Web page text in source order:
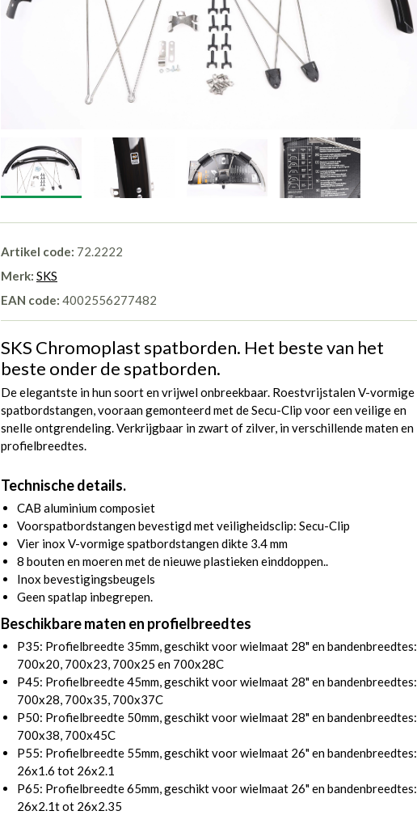
Artikel code: 72.2222
Merk: SKS
EAN code: 4002556277482
SKS Chromoplast spatborden. Het beste van het
beste onder de spatborden.
De elegantste in hun soort en vrijwel onbreekbaar. Roestvrijstalen V-vormige
spatbordstangen, vooraan gemonteerd met de Secu-Clip voor een veilige en
snelle ontgrendeling. Verkrijgbaar in zwart of zilver, in verschillende maten en
profielbreedtes.
Technische details.
CAB aluminium composiet
Voorspatbordstangen bevestigd met veiligheidsclip: Secu-Clip
Vier inox V-vormige spatbordstangen dikte 3.4 mm
8 bouten en moeren met de nieuwe plastieken einddoppen..
Inox bevestigingsbeugels
Geen spatlap inbegrepen.
Beschikbare maten en profielbreedtes
P35: Profielbreedte 35mm, geschikt voor wielmaat 28" en bandenbreedtes:
700x20, 700x23, 700x25 en 700x28C
P45: Profielbreedte 45mm, geschikt voor wielmaat 28" en bandenbreedtes:
700x28, 700x35, 700x37C
P50: Profielbreedte 50mm, geschikt voor wielmaat 28" en bandenbreedtes:
700x38, 700x45C
P55: Profielbreedte 55mm, geschikt voor wielmaat 26" en bandenbreedtes:
26x1.6 tot 26x2.1
P65: Profielbreedte 65mm, geschikt voor wielmaat 26" en bandenbreedtes:
26x2.1t ot 26x2.35